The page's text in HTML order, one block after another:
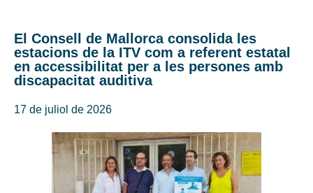
El Consell de Mallorca consolida les
estacions de la ITV com a referent estatal
en accessibilitat per a les persones amb
discapacitat auditiva
17 de juliol de 2026